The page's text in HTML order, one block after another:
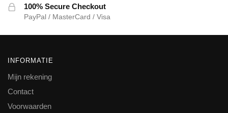
100% Secure Checkout
PayPal / MasterCard / Visa
INFORMATIE
Mijn rekening
Contact
Voorwaarden